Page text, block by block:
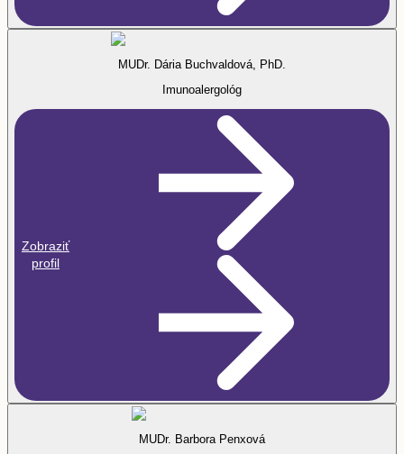
MUDr. Dária Buchvaldová, PhD.
Imunoalergológ
Zobraziť
profil
MUDr. Barbora Penxová